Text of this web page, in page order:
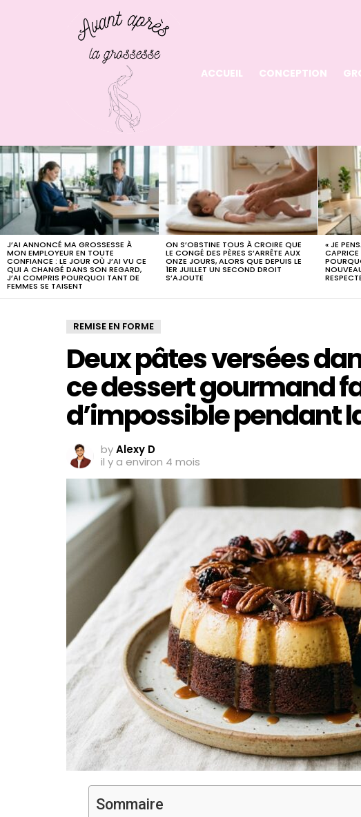
ACCUEIL CONCEPTION
LATEST
STORIES
J’AI ANNONCÉ MA GROSSESSE À
MON EMPLOYEUR EN TOUTE
CONFIANCE : LE JOUR OÙ J’AI VU CE
QUI A CHANGÉ DANS SON REGARD,
J’AI COMPRIS POURQUOI TANT DE
FEMMES SE TAISENT
ON S’OBSTINE TOUS À CROIRE QUE
LE CONGÉ DES PÈRES S’ARRÊTE AUX
ONZE JOURS, ALORS QUE DEPUIS LE
1ER JUILLET UN SECOND DROIT
S’AJOUTE
« JE
CAPRICE
REMISE EN FORME
Deux pâtes versées
ce dessert gourmand
d’impossible pendant
byAlexy D
il y a environ 4 mois
Sommaire